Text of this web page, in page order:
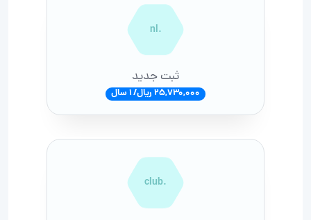
.nl
ثبت جدید
25,730,000 ریال/ 1 سال
.club